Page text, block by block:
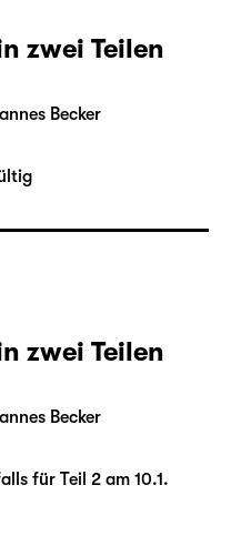
Lover’s
Buchberger